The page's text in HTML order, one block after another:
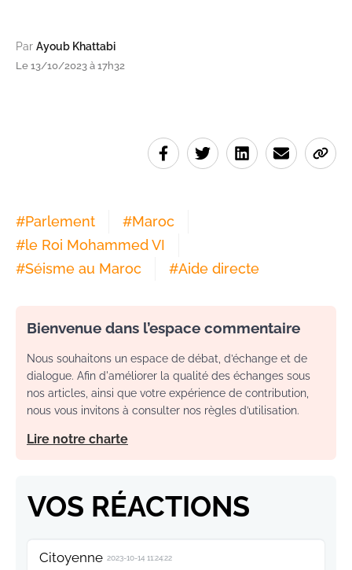
Par Ayoub Khattabi
Le 13/10/2023 à 17h32
#Parlement #Maroc
#le Roi Mohammed VI
#Séisme au Maroc #Aide directe
Bienvenue dans l’espace commentaire
Nous souhaitons un espace de débat, d’échange et de
dialogue. Afin d'améliorer la qualité des échanges sous
nos articles, ainsi que votre expérience de contribution,
nous vous invitons à consulter nos règles d’utilisation.
Lire notre charte
VOS RÉACTIONS
Citoyenne 2023-10-14 11:24:22